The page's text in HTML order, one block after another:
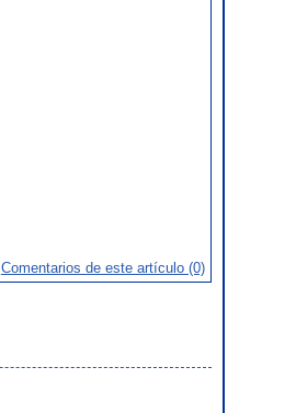
Comentarios de este artículo (0)